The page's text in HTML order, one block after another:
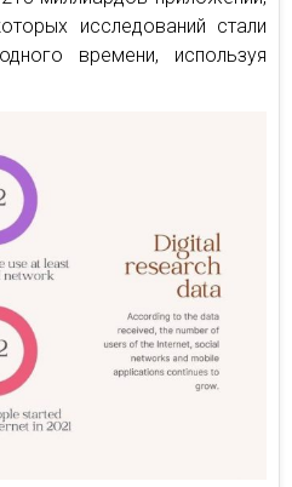
исследований стали
времени, используя